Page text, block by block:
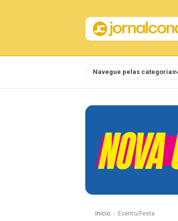
Navegue pelas categorias
Início Evento/Festa